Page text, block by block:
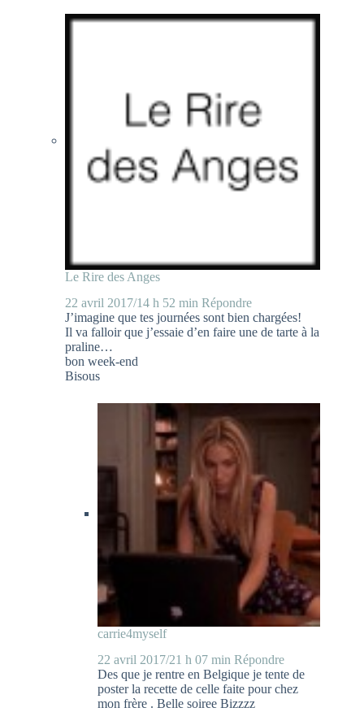
Le Rire des Anges
22 avril 2017/14 h 52 min Répondre
J’imagine que tes journées sont bien chargées!
Il va falloir que j’essaie d’en faire une de tarte à la
praline…
bon week-end
Bisous
carrie4myself
22 avril 2017/21 h 07 min Répondre
Des que je rentre en Belgique je tente de
poster la recette de celle faite pour chez
mon frère . Belle soiree Bizzzz